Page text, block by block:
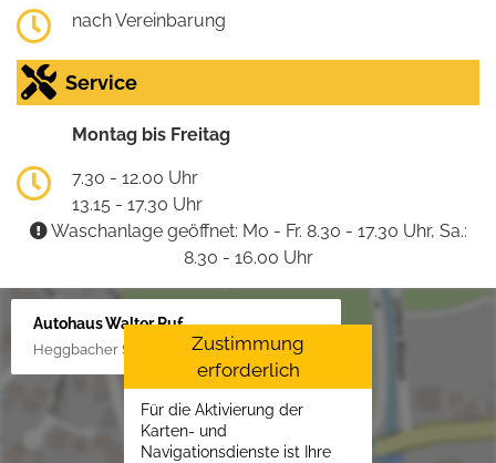
nach Vereinbarung
Service
Montag bis Freitag
7.30 - 12.00 Uhr
13.15 - 17.30 Uhr
Waschanlage geöffnet: Mo - Fr. 8.30 - 17.30 Uhr, Sa.:
8.30 - 16.00 Uhr
Autohaus Walter Ruf
Heggbacher Straße 25, 88477 Schönebürg
Zustimmung
erforderlich
Für die Aktivierung der
Karten- und
Navigationsdienste ist Ihre